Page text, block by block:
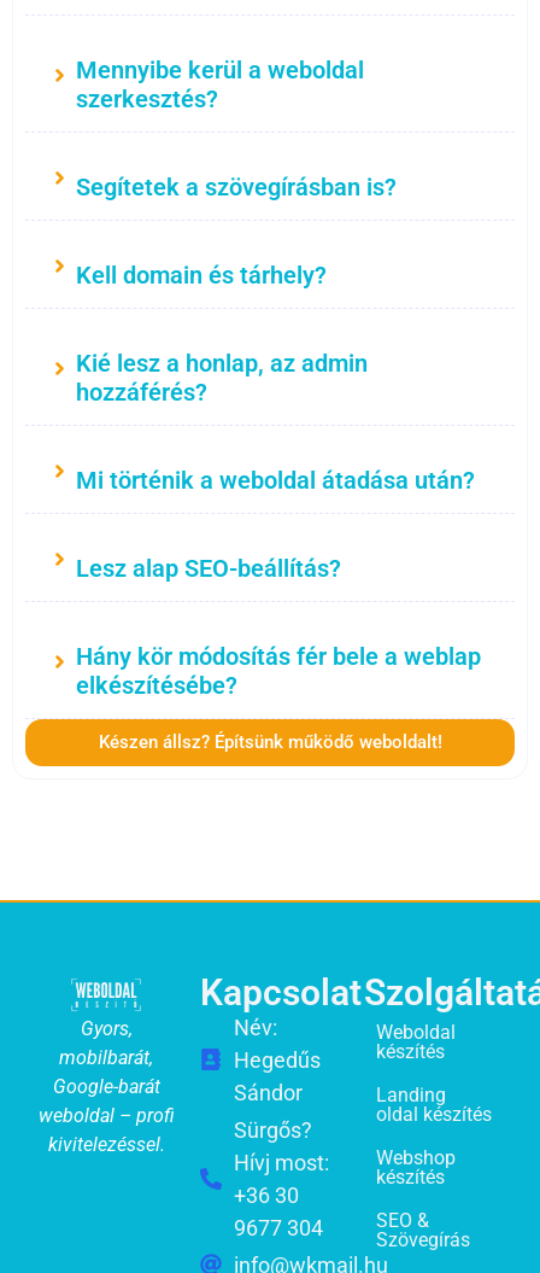
Mennyibe kerül a weboldal
szerkesztés?
Segítetek a szövegírásban is?
Kell domain és tárhely?
Kié lesz a honlap, az admin
hozzáférés?
Mi történik a weboldal átadása után?
Lesz alap SEO-beállítás?
Hány kör módosítás fér bele a weblap
elkészítésébe?
Készen állsz? Építsünk működő weboldalt!
Gyors,
mobilbarát,
Google-barát
weboldal – profi
kivitelezéssel.
Kapcsolat
Név:
Hegedűs
Sándor
Sürgős?
Hívj most:
+36 30
9677 304
info@wkmail.hu
Weboldal
készítés
Landing
oldal készítés
Webshop
készítés
SEO &
Szövegírás